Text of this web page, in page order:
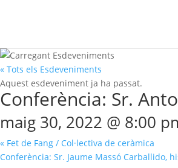
« Tots els Esdeveniments
Aquest esdeveniment ja ha passat.
Conferència: Sr.
maig 30, 2022 @ 8:00
« Fet de Fang / Col·lectiva de ceràmica
Conferència: Sr. Jaume Massó Carballido,